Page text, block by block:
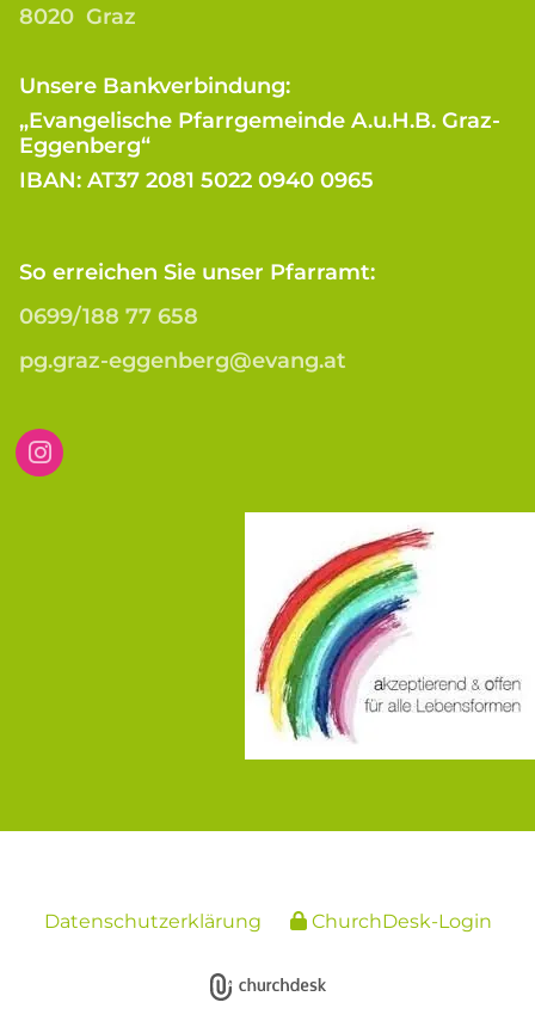
8020 Graz
Unsere Bankverbindung:
„Evangelische Pfarrgemeinde A.u.H.B. Graz-
Eggenberg“
IBAN: AT37 2081 5022 0940 0965
So erreichen Sie unser Pfarramt:
0699/188 77 658
pg.graz-eggenberg@evang.at
Datenschutzerklärung ChurchDesk-Login